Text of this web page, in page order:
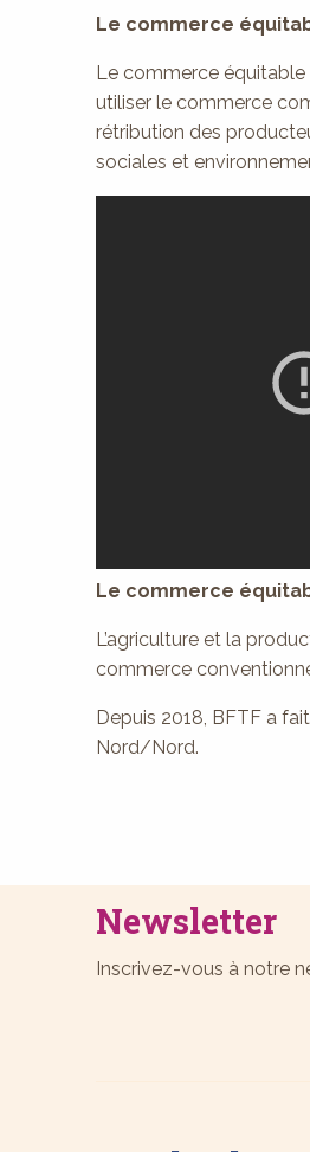
Le commerce
Le commerce
utiliser le commerce
rétribution des
sociales et
Le commerce
L’agriculture et la
commerce
Depuis 2018, BFTF a
Nord/Nord.
Newsletter
Inscrivez-vous à notre